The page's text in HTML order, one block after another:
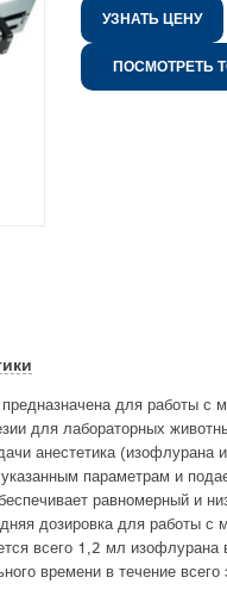
УЗНАТЬ ЦЕНУ
ПОСМОТРЕТЬ
для работы
для лабораторных
анестетика
параметрам и
равномерный и
дозировка для работы
всего 1,2 мл изофлурана
времени в течение